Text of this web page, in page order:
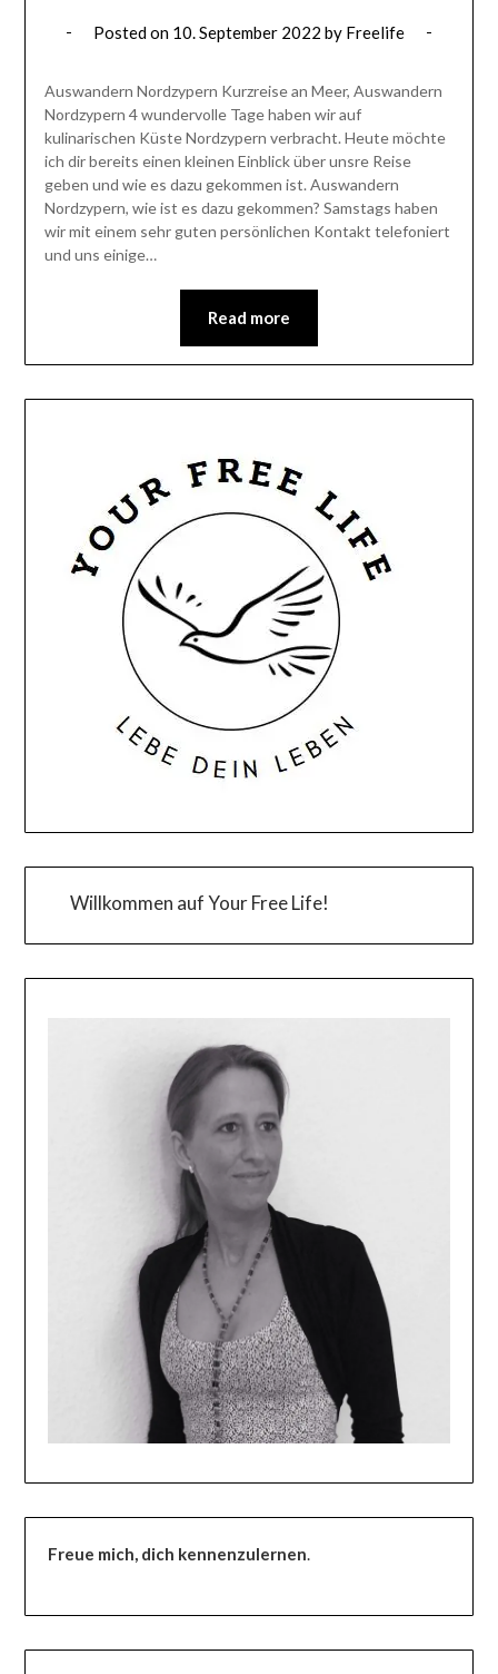
Posted on 10. September 2022 by Freelife
Auswandern Nordzypern Kurzreise an Meer, Auswandern
Nordzypern 4 wundervolle Tage haben wir auf
kulinarischen Küste Nordzypern verbracht. Heute möchte
ich dir bereits einen kleinen Einblick über unsre Reise
geben und wie es dazu gekommen ist. Auswandern
Nordzypern, wie ist es dazu gekommen? Samstags haben
wir mit einem sehr guten persönlichen Kontakt telefoniert
und uns einige…
Read more
Willkommen auf Your Free Life!
Freue mich, dich kennenzulernen.